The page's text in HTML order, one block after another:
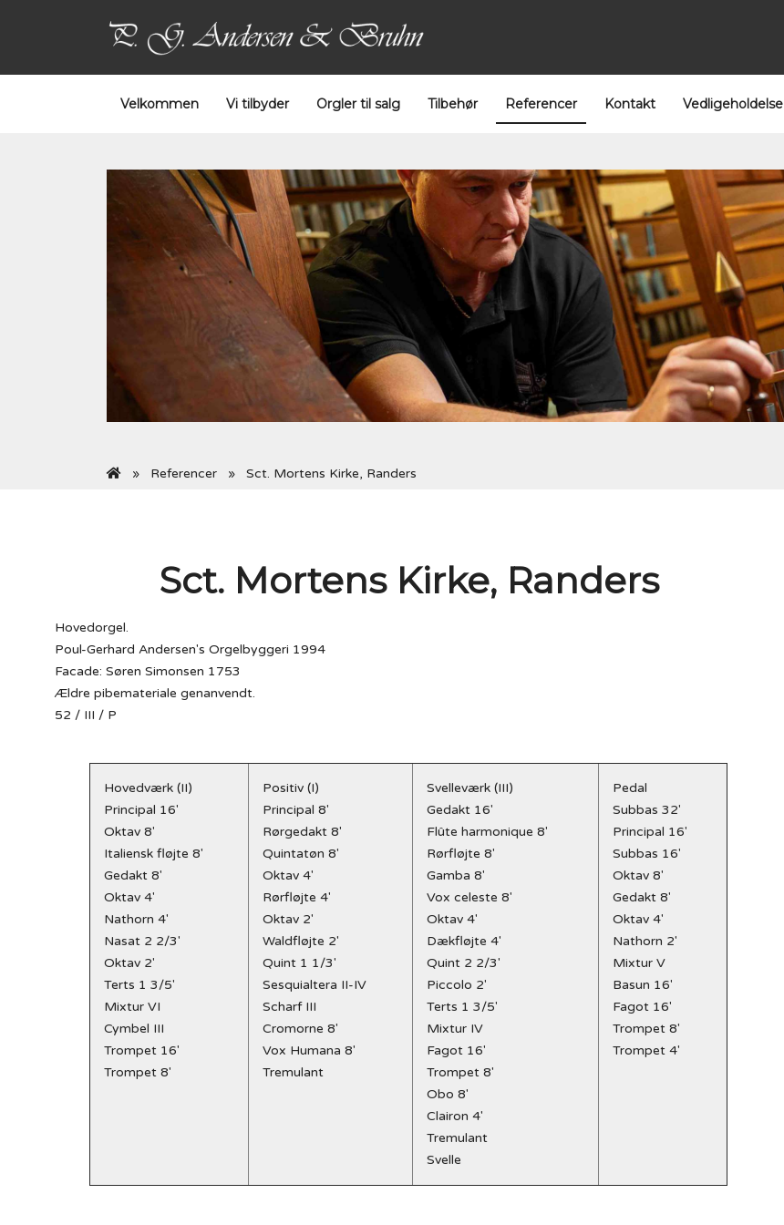
Velkommen Vi tilbyder Orgler til salg Tilbehør Referencer Kontakt Vedligeholdelse
Referencer Sct. Mortens Kirke, Randers
Sct. Mortens Kirke, Randers
Hovedorgel.
Poul-Gerhard Andersen's Orgelbyggeri 1994
Facade: Søren Simonsen 1753
Ældre pibemateriale genanvendt.
52 / III / P
Hovedværk (II)
Principal 16'
Oktav 8'
Italiensk fløjte 8'
Gedakt 8'
Oktav 4'
Nathorn 4'
Nasat 2 2/3'
Oktav 2'
Terts 1 3/5'
Mixtur VI
Cymbel III
Trompet 16'
Trompet 8'
Positiv (I)
Principal 8'
Rørgedakt 8'
Quintatøn 8'
Oktav 4'
Rørfløjte 4'
Oktav 2'
Waldfløjte 2'
Quint 1 1/3'
Sesquialtera II-IV
Scharf III
Cromorne 8'
Vox Humana 8'
Tremulant
Svelleværk (III)
Gedakt 16'
Flûte harmonique 8'
Rørfløjte 8'
Gamba 8'
Vox celeste 8'
Oktav 4'
Dækfløjte 4'
Quint 2 2/3'
Piccolo 2'
Terts 1 3/5'
Mixtur IV
Fagot 16'
Trompet 8'
Obo 8'
Clairon 4'
Tremulant
Svelle
Pedal
Subbas 32'
Principal 16'
Subbas 16'
Oktav 8'
Gedakt 8'
Oktav 4'
Nathorn 2'
Mixtur V
Basun 16'
Fagot 16'
Trompet 8'
Trompet 4'